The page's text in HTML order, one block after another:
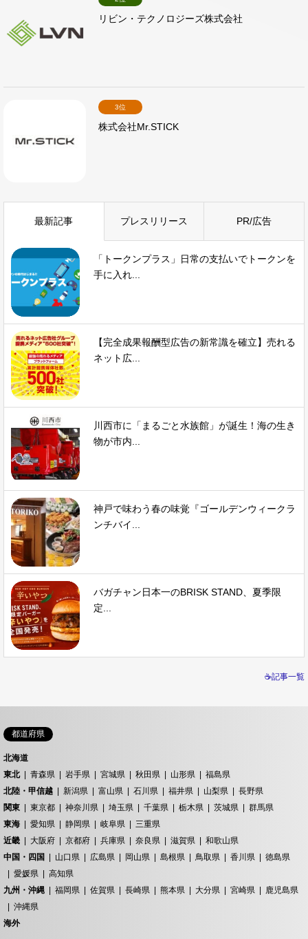
リビン・テクノロジーズ株式会社
3位
株式会社Mr.STICK
最新記事 プレスリリース PR/広告
「トークンプラス」日常の支払いでトークンを
手に入れ...
【完全成果報酬型広告の新常識を確立】売れる
ネット広...
川西市に「まるごと水族館」が誕生！海の生き
物が市内...
神戸で味わう春の味覚『ゴールデンウィークラ
ンチバイ...
バガチャン日本一のBRISK STAND、夏季限
定...
☕記事一覧
都道府県
北海道
東北
青森県 岩手県 宮城県 秋田県 山形県
福島県
北陸・甲信越
新潟県 富山県 石川県 福井県 山梨県
長野県
関東
東京都 神奈川県 埼玉県 千葉県 栃木県 茨城県
群馬県
東海
愛知県 静岡県 岐阜県
三重県
近畿
大阪府 京都府 兵庫県 奈良県 滋賀県
和歌山県
中国・四国
山口県 広島県 岡山県 島根県 鳥取県 香川県
徳島県
愛媛県
高知県
九州・沖縄
福岡県 佐賀県 長崎県 熊本県 大分県 宮崎県
鹿児島県
沖縄県
海外